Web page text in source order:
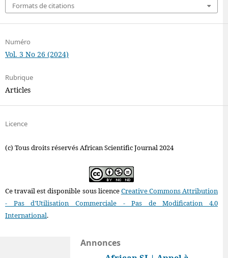
Formats de citations
Numéro
Vol. 3 No 26 (2024)
Rubrique
Articles
Licence
(c) Tous droits réservés African Scientific Journal 2024
Ce travail est disponible sous licenceCreative Commons Attribution
- Pas d'Utilisation Commerciale - Pas de Modification 4.0
International.
Annonces